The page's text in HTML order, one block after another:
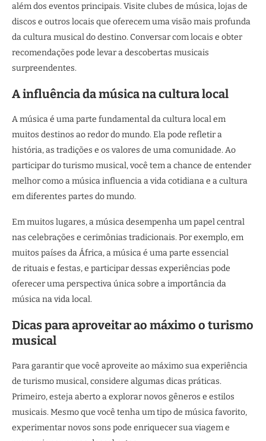
além dos eventos principais. Visite clubes de música, lojas de
discos e outros locais que oferecem uma visão mais profunda
da cultura musical do destino. Conversar com locais e obter
recomendações pode levar a descobertas musicais
surpreendentes.
A influência da música na cultura local
A música é uma parte fundamental da cultura local em
muitos destinos ao redor do mundo. Ela pode refletir a
história, as tradições e os valores de uma comunidade. Ao
participar do turismo musical, você tem a chance de entender
melhor como a música influencia a vida cotidiana e a cultura
em diferentes partes do mundo.
Em muitos lugares, a música desempenha um papel central
nas celebrações e cerimônias tradicionais. Por exemplo, em
muitos países da África, a música é uma parte essencial
de rituais e festas, e participar dessas experiências pode
oferecer uma perspectiva única sobre a importância da
música na vida local.
Dicas para aproveitar ao máximo o turismo
musical
Para garantir que você aproveite ao máximo sua experiência
de turismo musical, considere algumas dicas práticas.
Primeiro, esteja aberto a explorar novos gêneros e estilos
musicais. Mesmo que você tenha um tipo de música favorito,
experimentar novos sons pode enriquecer sua viagem e